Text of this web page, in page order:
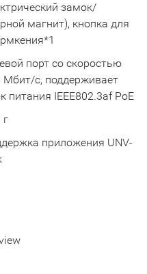
замок/
магнит), кнопка для
порт со скоростью
Мбит/с, поддерживает
питания IEEE802.3af PoE
г
приложения UNV-